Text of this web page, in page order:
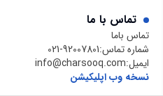
تماس با ما
تماس باما
شماره تماس:021-92007801
ایمیل:info@charsooq.com
نسخه وب اپلیکیشن